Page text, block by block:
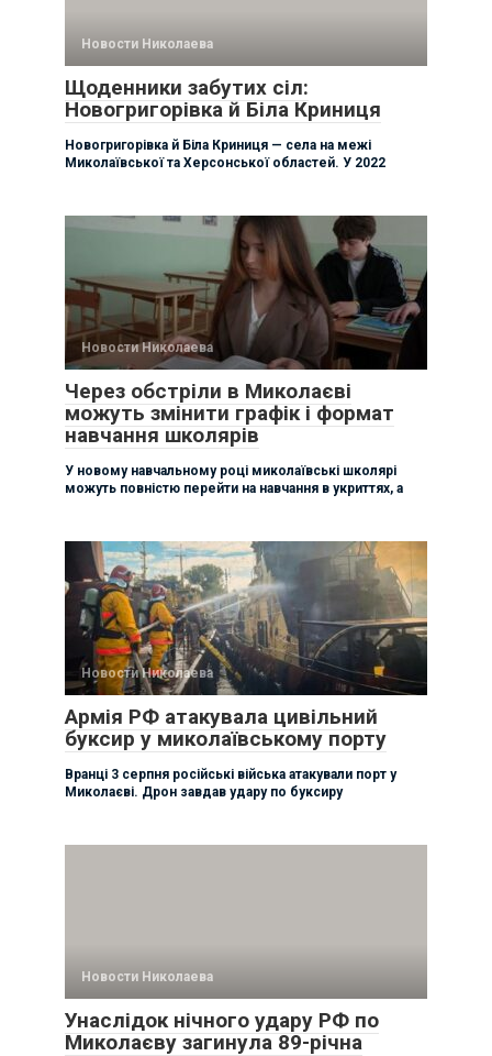
Новости Николаева
Щоденники забутих сіл:
Новогригорівка й Біла Криниця
Новогригорівка й Біла Криниця — села на межі
Миколаївської та Херсонської областей. У 2022
Новости Николаева
Через обстріли в Миколаєві
можуть змінити графік і формат
навчання школярів
У новому навчальному році миколаївські школярі
можуть повністю перейти на навчання в укриттях, а
Новости Николаева
Армія РФ атакувала цивільний
буксир у миколаївському порту
Вранці 3 серпня російські війська атакували порт у
Миколаєві. Дрон завдав удару по буксиру
Новости Николаева
Унаслідок нічного удару РФ по
Миколаєву загинула 89-річна